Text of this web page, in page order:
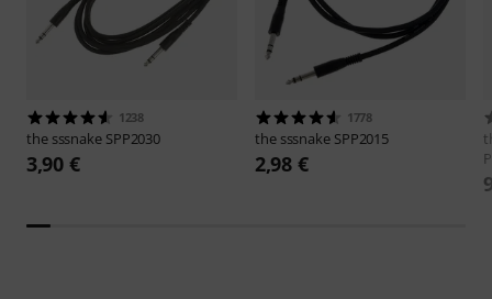
1238
the sssnake SPP2030
3,90 €
1778
the sssnake SPP2015
2,98 €